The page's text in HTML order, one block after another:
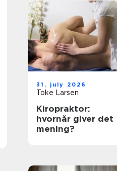
31. july 2026
Toke Larsen
Kiropraktor:
hvornår giver det
mening?